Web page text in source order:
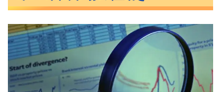
S&P500ヒートマップ
セクター別パフォーマンス
S&P500チャート分析